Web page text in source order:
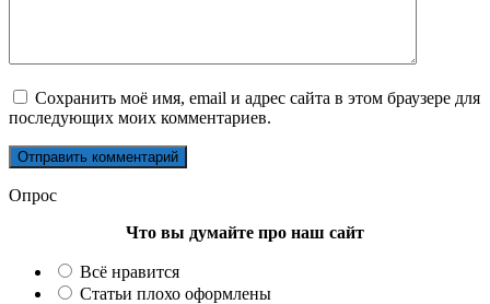
Сохранить моё имя, email и адрес сайта в этом браузере для
последующих моих комментариев.
Опрос
Что вы думайте про наш сайт
Всё нравится
Статьи плохо оформлены